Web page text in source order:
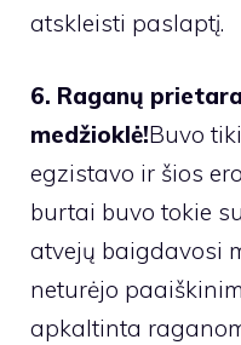
atskleisti paslaptį.
6. Raganų
medžioklė!Buvo
egzistavo ir šios
burtai buvo tokie
atvejų baigdavosi
neturėjo
apkaltinta